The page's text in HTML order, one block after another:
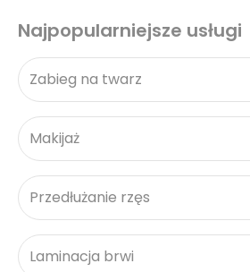
Najpopularniejsze usługi
Zabieg na twarz
Makijaż
Przedłużanie rzęs
Laminacja brwi